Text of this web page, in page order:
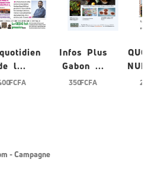
l...
FCFA
Infos Plus
Gabon ...
350 FCFA